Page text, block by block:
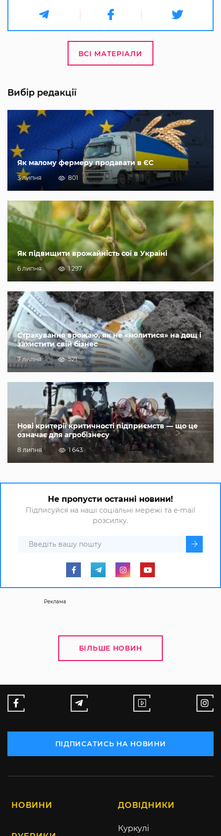
ВСІ МАТЕРІАЛИ
Вибір редакції
Як малому фермеру продавати в ЄС
3 липня 801
Як підвищити врожайність сої в Україні
6 липня 1 297
Страхування врожаю, як не «молитися» на дощ і
захистити свій бізнес
7 липня 521
Нові критерії критичності підприємств — що це
означає для агробізнесу
8 липня 1 643
Не пропусти останні новини!
Підписуйся на наші соціальні мережі та e-mail
розсилку.
Реклама
БІЛЬШЕ НОВИН
ПІДПИСАТИСЬ НА НОВИНИ
НОВИНИ ДОВІДНИКИ
Куркулі